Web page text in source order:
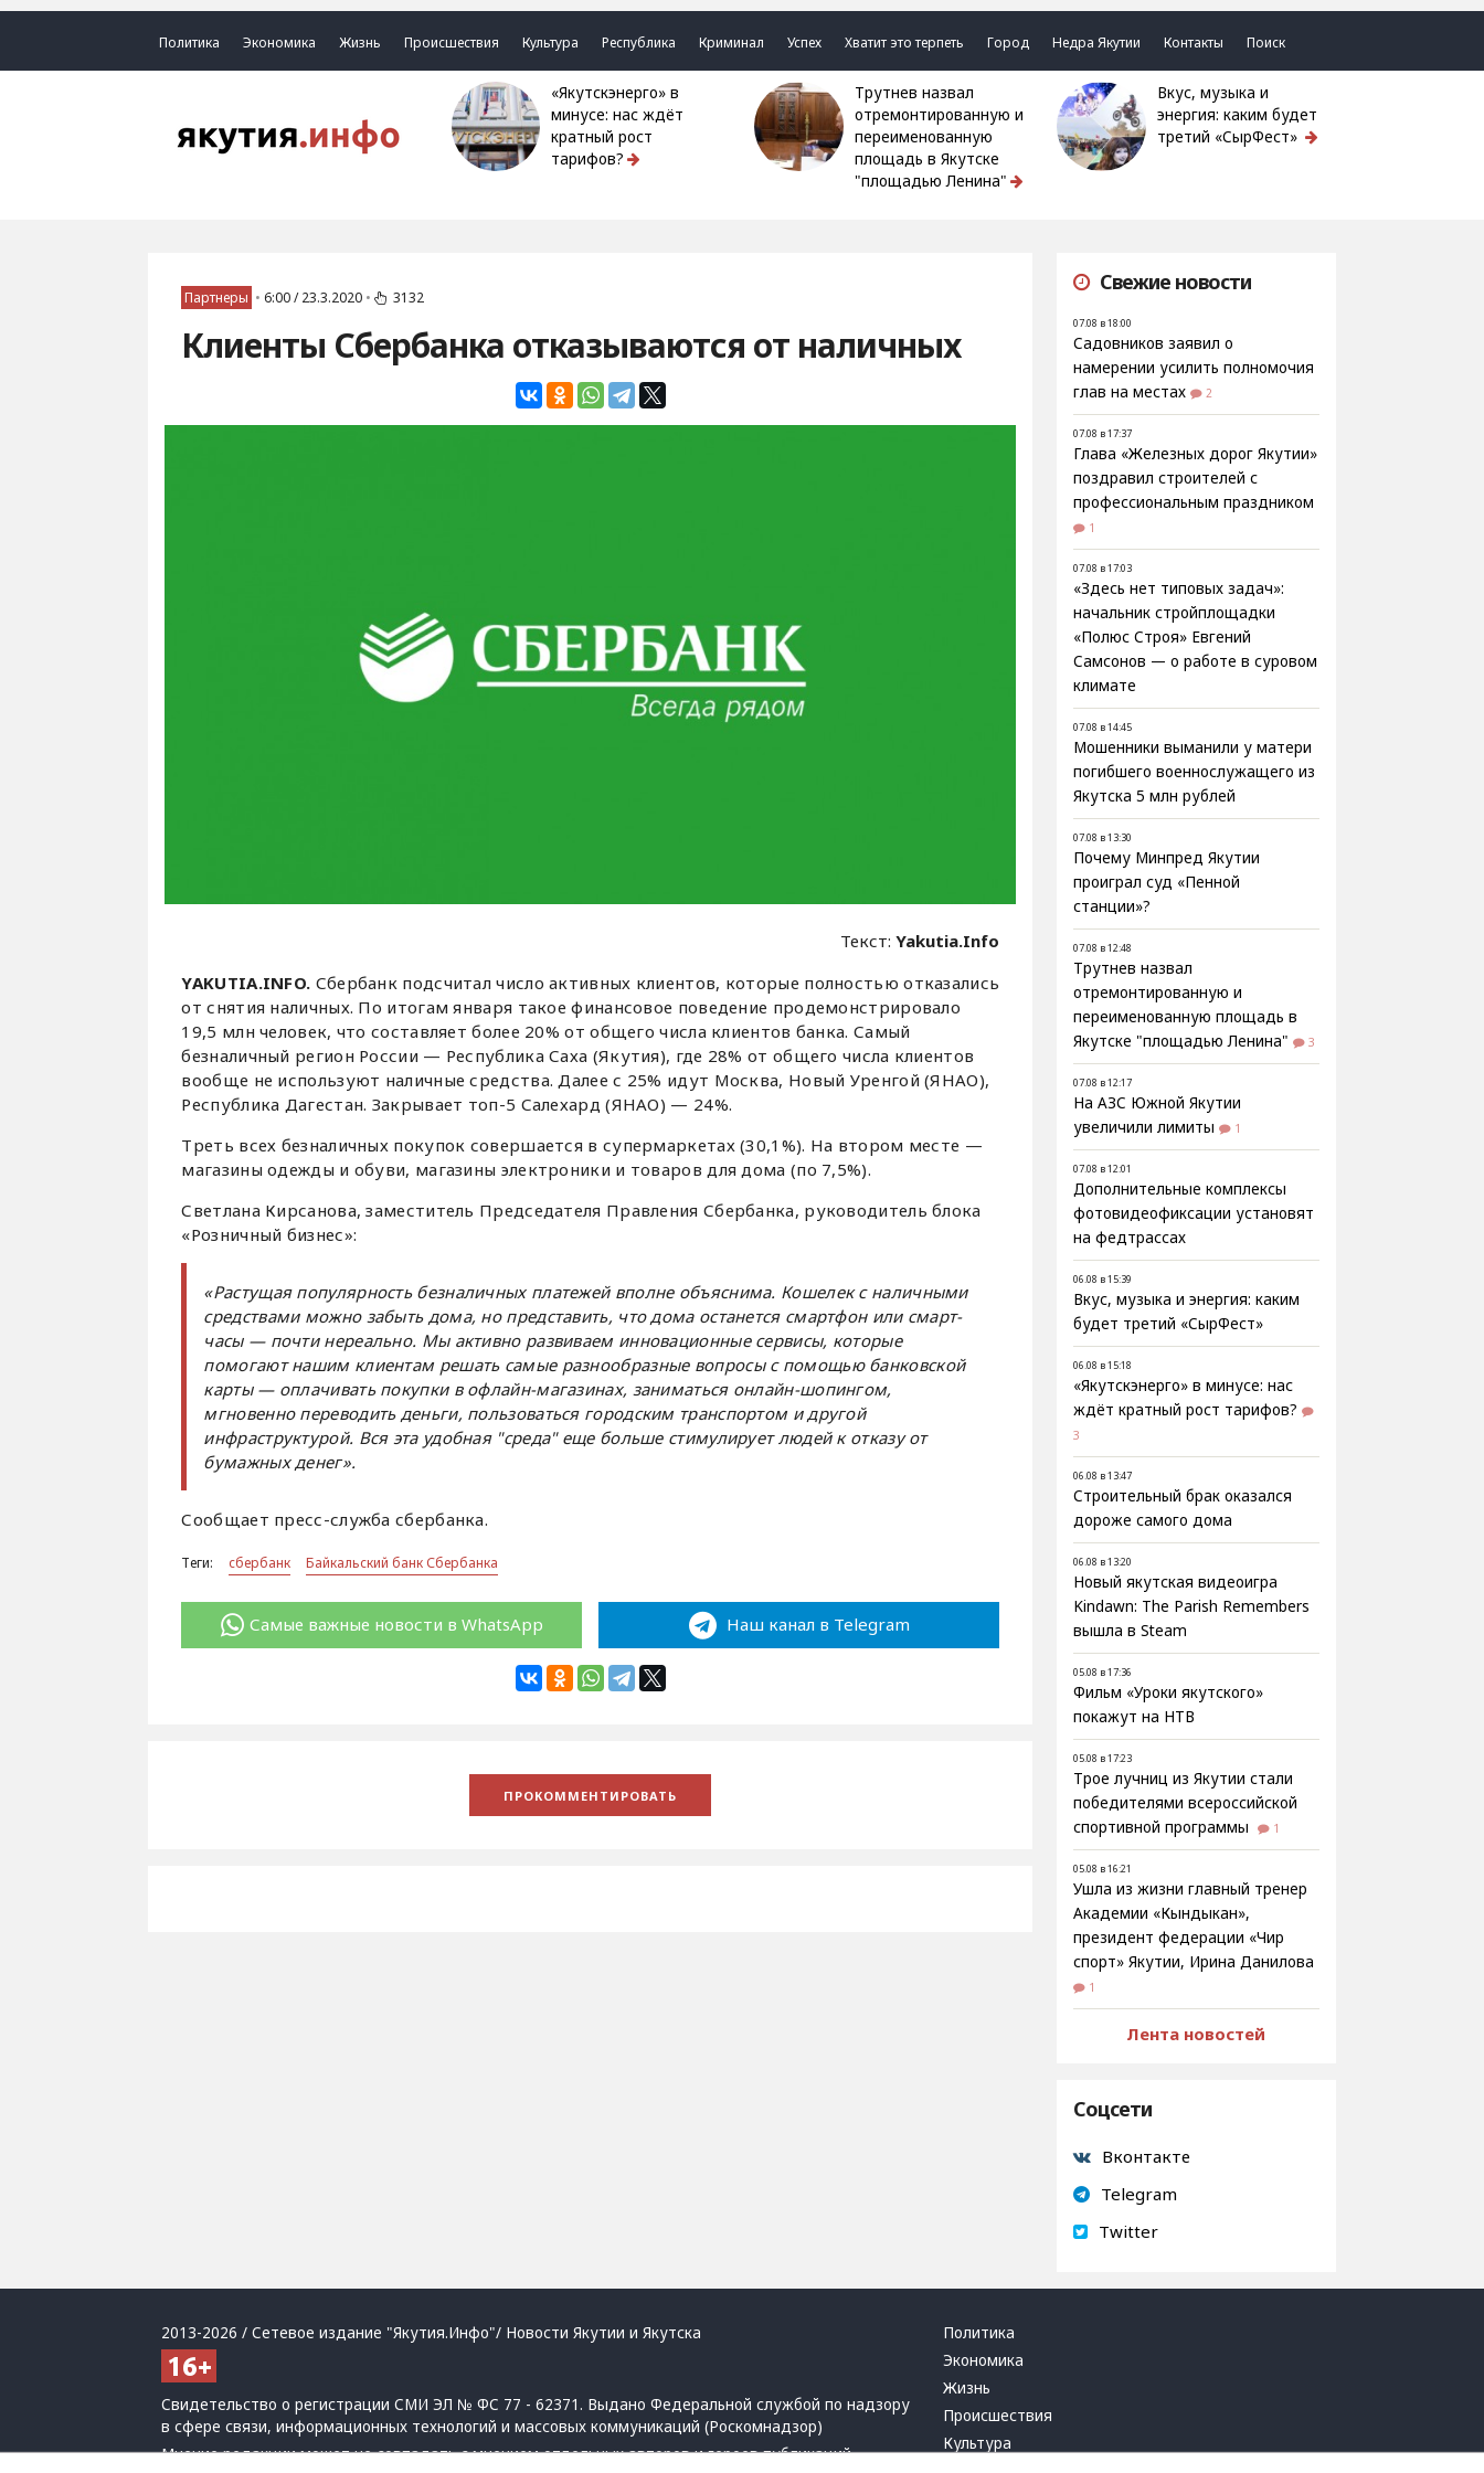
Политика Экономика Жизнь Происшествия Культура Республика Криминал Успех Хватит это терпеть Город Недра Якутии Контакты Поиск
«Якутскэнерго» в
минусе: нас ждёт
кратный рост
тарифов?
Трутнев назвал
отремонтированную и
переименованную
площадь в Якутске
"площадью Ленина"
Вкус, музыка и
энергия: каким будет
третий «СырФест»
Партнеры • 6:00 / 23.3.2020 • 3132
Клиенты Сбербанка отказываются от наличных
Текст:Yakutia.Info
YAKUTIA.INFO. Сбербанк подсчитал число активных клиентов, которые полностью отказались
от снятия наличных. По итогам января такое финансовое поведение продемонстрировало
19,5 млн человек, что составляет более 20% от общего числа клиентов банка. Самый
безналичный регион России — Республика Саха (Якутия), где 28% от общего числа клиентов
вообще не используют наличные средства. Далее с 25% идут Москва, Новый Уренгой (ЯНАО),
Республика Дагестан. Закрывает топ-5 Салехард (ЯНАО) — 24%.
Треть всех безналичных покупок совершается в супермаркетах (30,1%). На втором месте —
магазины одежды и обуви, магазины электроники и товаров для дома (по 7,5%).
Светлана Кирсанова, заместитель Председателя Правления Сбербанка, руководитель блока
«Розничный бизнес»:
«Растущая популярность безналичных платежей вполне объяснима. Кошелек с наличными
средствами можно забыть дома, но представить, что дома останется смартфон или смарт-
часы — почти нереально. Мы активно развиваем инновационные сервисы, которые
помогают нашим клиентам решать самые разнообразные вопросы с помощью банковской
карты — оплачивать покупки в офлайн-магазинах, заниматься онлайн-шопингом,
мгновенно переводить деньги, пользоваться городским транспортом и другой
инфраструктурой. Вся эта удобная "среда" еще больше стимулирует людей к отказу от
бумажных денег».
Сообщает пресс-служба сбербанка.
Теги: сбербанк Байкальский банк Сбербанка
Самые важные новости в WhatsApp Наш канал в Telegram
Свежие новости
07.08 в 18:00
Садовников заявил о
намерении усилить полномочия
глав на местах
2
07.08 в 17:37
Глава «Железных дорог Якутии»
поздравил строителей с
профессиональным праздником
1
07.08 в 17:03
«Здесь нет типовых задач»:
начальник стройплощадки
«Полюс Строя» Евгений
Самсонов — о работе в суровом
климате
07.08 в 14:45
Мошенники выманили у матери
погибшего военнослужащего из
Якутска 5 млн рублей
07.08 в 13:30
Почему Минпред Якутии
проиграл суд «Пенной
станции»?
07.08 в 12:48
Трутнев назвал
отремонтированную и
переименованную площадь в
Якутске "площадью Ленина"
3
07.08 в 12:17
На АЗС Южной Якутии
увеличили лимиты
1
07.08 в 12:01
Дополнительные комплексы
фотовидеофиксации установят
на федтрассах
06.08 в 15:39
Вкус, музыка и энергия: каким
будет третий «СырФест»
06.08 в 15:18
«Якутскэнерго» в минусе: нас
ждёт кратный рост тарифов?
3
06.08 в 13:47
Строительный брак оказался
дороже самого дома
06.08 в 13:20
Новый якутская видеоигра
Kindawn: The Parish Remembers
вышла в Steam
05.08 в 17:36
Фильм «Уроки якутского»
покажут на НТВ
05.08 в 17:23
Трое лучниц из Якутии стали
победителями всероссийской
спортивной программы
1
05.08 в 16:21
Ушла из жизни главный тренер
Академии «Кындыкан»,
президент федерации «Чир
спорт» Якутии, Ирина Данилова
1
Лента новостей
Соцсети
Вконтакте
Telegram
Twitter
2013-2026 / Сетевое издание "Якутия.Инфо"/ Новости Якутии и Якутска
Свидетельство о регистрации СМИ ЭЛ № ФС 77 - 62371. Выдано Федеральной службой по надзору
в сфере связи, информационных технологий и массовых коммуникаций (Роскомнадзор)
Мнение редакции может не совпадать с мнением отдельных авторов и героев публикаций.
Политика
Экономика
Жизнь
Происшествия
Культура